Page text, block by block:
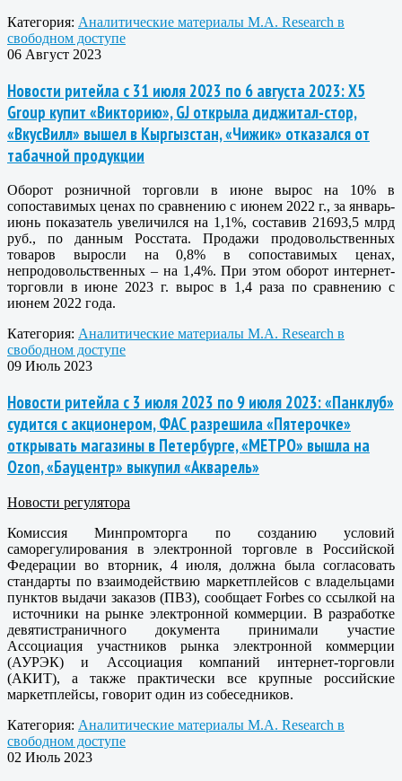
Категория: Аналитические материалы M.A. Research в
свободном доступе
06 Август 2023
Новости ритейла с 31 июля 2023 по 6 августа 2023: X5
Group купит «Викторию», GJ открыла диджитал-стор,
«ВкусВилл» вышел в Кыргызстан, «Чижик» отказался от
табачной продукции
Оборот розничной торговли в июне вырос на 10% в
сопоставимых ценах по сравнению с июнем 2022 г., за январь-
июнь показатель увеличился на 1,1%, составив 21693,5 млрд
руб., по данным Росстата. Продажи продовольственных
товаров выросли на 0,8% в сопоставимых ценах,
непродовольственных – на 1,4%. При этом оборот интернет-
торговли в июне 2023 г. вырос в 1,4 раза по сравнению с
июнем 2022 года.
Категория: Аналитические материалы M.A. Research в
свободном доступе
09 Июль 2023
Новости ритейла с 3 июля 2023 по 9 июля 2023: «Панклуб»
судится с акционером, ФАС разрешила «Пятерочке»
открывать магазины в Петербурге, «МЕТРО» вышла на
Ozon, «Бауцентр» выкупил «Акварель»
Новости регулятора
Комиссия Минпромторга по созданию условий
саморегулирования в электронной торговле в Российской
Федерации во вторник, 4 июля, должна была согласовать
стандарты по взаимодействию маркетплейсов с владельцами
пунктов выдачи заказов (ПВЗ), сообщает Forbes со ссылкой на
источники на рынке электронной коммерции. В разработке
девятистраничного документа принимали участие
Ассоциация участников рынка электронной коммерции
(АУРЭК) и Ассоциация компаний интернет-торговли
(АКИТ), а также практически все крупные российские
маркетплейсы, говорит один из собеседников.
Категория: Аналитические материалы M.A. Research в
свободном доступе
02 Июль 2023